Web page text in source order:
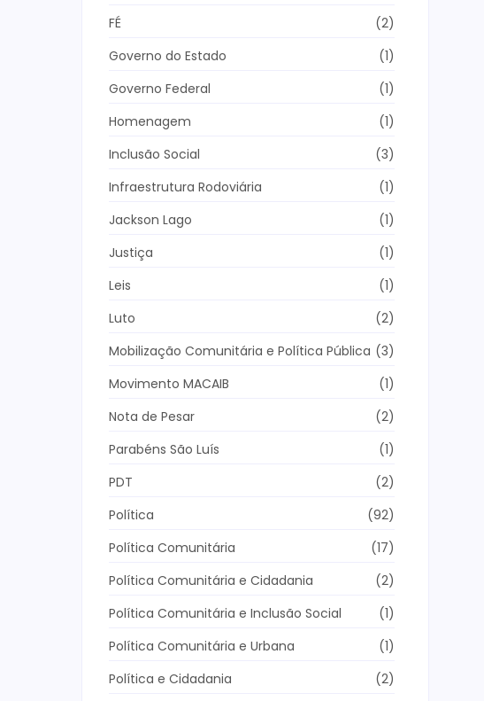
FÉ
(2)
Governo do Estado
(1)
Governo Federal
(1)
Homenagem
(1)
Inclusão Social
(3)
Infraestrutura Rodoviária
(1)
Jackson Lago
(1)
Justiça
(1)
Leis
(1)
Luto
(2)
Mobilização Comunitária e Política Pública (3)
Movimento MACAIB
(1)
Nota de Pesar
(2)
Parabéns São Luís
(1)
PDT
(2)
Política
(92)
Política Comunitária
(17)
Política Comunitária e Cidadania
(2)
Política Comunitária e Inclusão Social
(1)
Política Comunitária e Urbana
(1)
Política e Cidadania
(2)